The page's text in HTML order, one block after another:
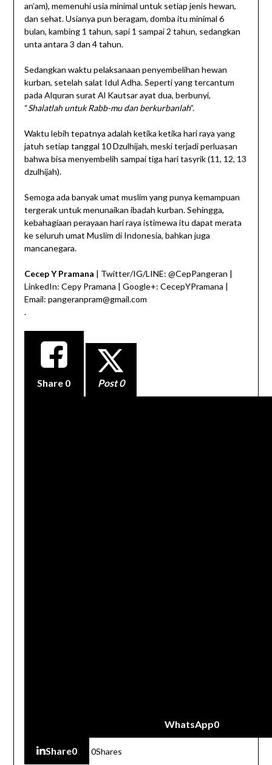
an’am), memenuhi usia minimal untuk setiap jenis hewan,
dan sehat. Usianya pun beragam, domba itu minimal 6
bulan, kambing 1 tahun, sapi 1 sampai 2 tahun, sedangkan
unta antara 3 dan 4 tahun.
Sedangkan waktu pelaksanaan penyembelihan hewan
kurban, setelah salat Idul Adha. Seperti yang tercantum
pada Alquran surat Al Kautsar ayat dua, berbunyi,
“Shalatlah untuk Rabb-mu dan berkurbanlah”.
Waktu lebih tepatnya adalah ketika ketika hari raya yang
jatuh setiap tanggal 10 Dzulhijah, meski terjadi perluasan
bahwa bisa menyembelih sampai tiga hari tasyrik (11, 12, 13
dzulhijah).
Semoga ada banyak umat muslim yang punya kemampuan
tergerak untuk menunaikan ibadah kurban. Sehingga,
kebahagiaan perayaan hari raya istimewa itu dapat merata
ke seluruh umat Muslim di Indonesia, bahkan juga
mancanegara.
Cecep Y Pramana | Twitter/IG/LINE: @CepPangeran |
LinkedIn: Cepy Pramana | Google+: CecepYPramana |
Email: pangeranpram@gmail.com
.
Share 0 Post 0
WhatsApp0
Share0 0Shares